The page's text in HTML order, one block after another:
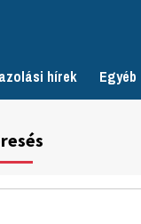
hírek Egyéb